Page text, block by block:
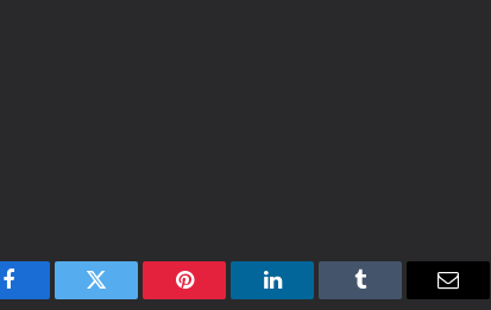
Facebook Twitter Pinterest LinkedIn Tumblr Email